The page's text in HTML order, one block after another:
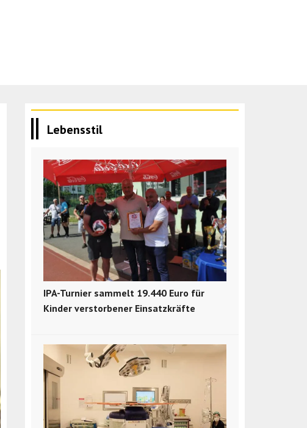
Lebensstil
IPA-Turnier sammelt 19.440 Euro für
Kinder verstorbener Einsatzkräfte